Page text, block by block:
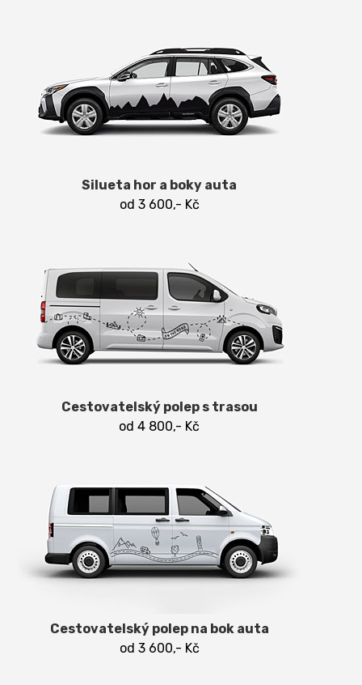
Silueta hor a boky auta
od 3 600,- Kč
Cestovatelský polep s trasou
od 4 800,- Kč
Cestovatelský polep na bok auta
od 3 600,- Kč